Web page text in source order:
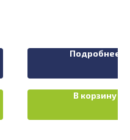
Подробнее
В корзину